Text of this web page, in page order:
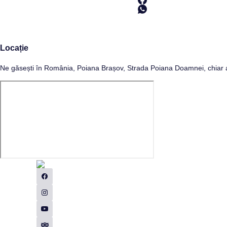
Locație
Ne găsești în România, Poiana Brașov, Strada Poiana Doamnei, chiar